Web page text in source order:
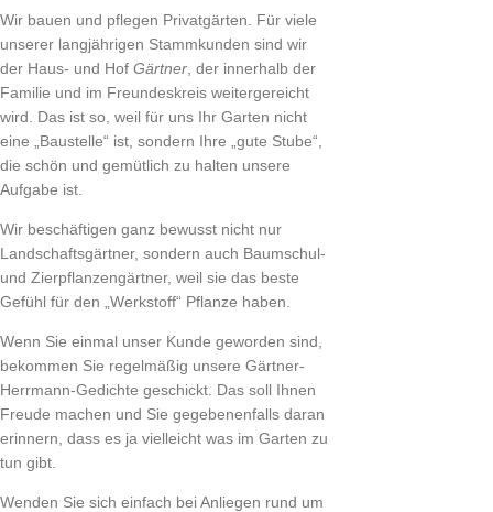
Wir bauen und pflegen Privatgärten. Für viele
unserer langjährigen Stammkunden sind wir
der Haus- und Hof Gärtner , der innerhalb der
Familie und im Freundeskreis weitergereicht
wird. Das ist so, weil für uns Ihr Garten nicht
eine „Baustelle“ ist, sondern Ihre „gute Stube“,
die schön und gemütlich zu halten unsere
Aufgabe ist.
Wir beschäftigen ganz bewusst nicht nur
Landschaftsgärtner, sondern auch Baumschul-
und Zierpflanzengärtner, weil sie das beste
Gefühl für den „Werkstoff“ Pflanze haben.
Wenn Sie einmal unser Kunde geworden sind,
bekommen Sie regelmäßig unsere Gärtner-
Herrmann-Gedichte geschickt. Das soll Ihnen
Freude machen und Sie gegebenenfalls daran
erinnern, dass es ja vielleicht was im Garten zu
tun gibt.
Wenden Sie sich einfach bei Anliegen rund um